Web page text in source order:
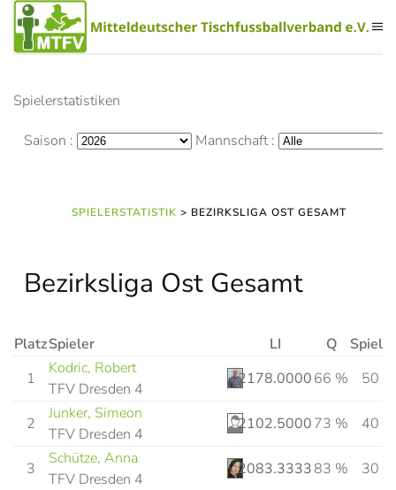
Zum Hauptinhalt springen
Spielerstatistiken
Saison : Mannschaft :
SPIELERSTATISTIK > BEZIRKSLIGA OST GESAMT
Bezirksliga Ost Gesamt
PlatzSpieler LI Q
Spiele
1
Kodric, Robert
TFV Dresden 4
2178.000066 % 50
2
Junker, Simeon
TFV Dresden 4
2102.500073 % 40
3
Schütze, Anna
TFV Dresden 4
2083.333383 % 30